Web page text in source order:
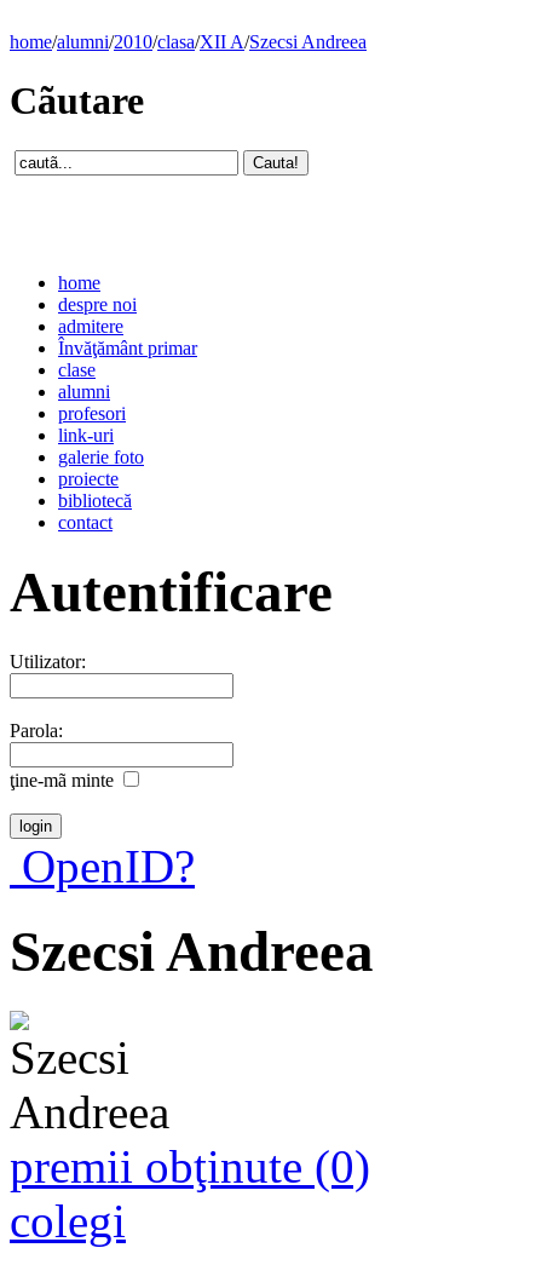
home/alumni/2010/clasa/XII A/Szecsi Andreea
Cãutare
home
despre noi
admitere
Învăţământ primar
clase
alumni
profesori
link-uri
galerie foto
proiecte
bibliotecă
contact
Autentificare
Utilizator:
Parola:
ţine-mã minte
OpenID?
Szecsi Andreea
premii obţinute (0)
colegi